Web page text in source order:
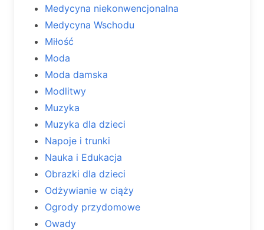
Medycyna niekonwencjonalna
Medycyna Wschodu
Miłość
Moda
Moda damska
Modlitwy
Muzyka
Muzyka dla dzieci
Napoje i trunki
Nauka i Edukacja
Obrazki dla dzieci
Odżywianie w ciąży
Ogrody przydomowe
Owady